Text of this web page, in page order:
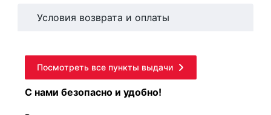
Условия возврата и оплаты
Посмотреть все пункты выдачи
С нами безопасно и удобно!